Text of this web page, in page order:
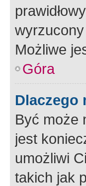
Możliwe
Góra
Dlaczego
Być może
jest
umożliwi
takich jak